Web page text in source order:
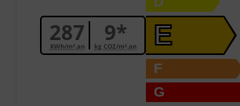
287
KWh/m².an 9*
kg CO2/m².an E
F
G